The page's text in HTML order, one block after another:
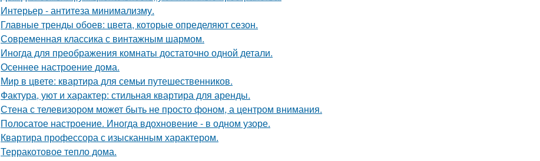
Интерьер - антитеза минимализму.
Главные тренды обоев: цвета, которые определяют сезон.
Современная классика с винтажным шармом.
Иногда для преображения комнаты достаточно одной детали.
Осеннее настроение дома.
Мир в цвете: квартира для семьи путешественников.
Фактура, уют и характер: стильная квартира для аренды.
Стена с телевизором может быть не просто фоном, а центром внимания.
Полосатое настроение. Иногда вдохновение - в одном узоре.
Квартира профессора с изысканным характером.
Терракотовое тепло дома.